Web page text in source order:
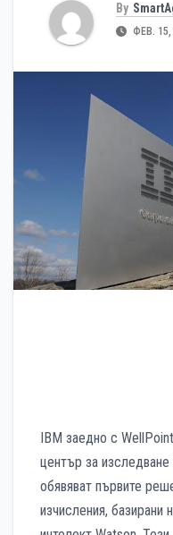
By
ФЕВ. 15,
IBM заедно с
център за изследване
обявяват първите
изчисления, базирани